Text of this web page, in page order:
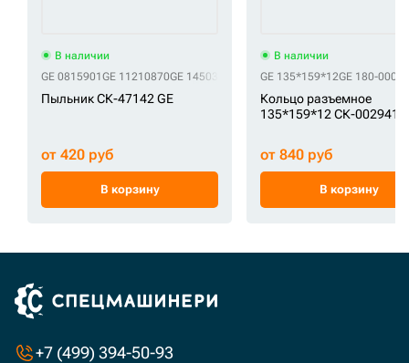
В наличии
GE 0815901 GE 11210870GE 14503884 GE 14560205 GE 159647A1GE
Пыльник СК-47142 GE
от 420 руб
В корзину
В наличии
GE 135*159*12GE 180-000-
Кольцо разъемное
135*159*12 СК-0029411
от 840 руб
В корзину
+7 (499) 394-50-93